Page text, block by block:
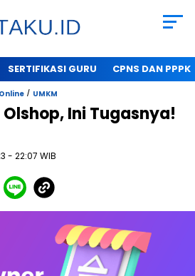
SERTIFIKASI GURU CPNS DAN PPPK
/ UMKM
Ini Tugasnya!
- 22:07 WIB